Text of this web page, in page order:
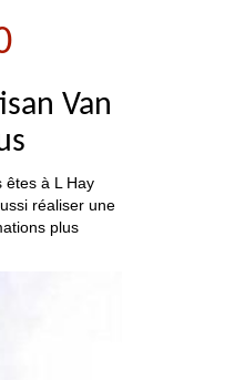
Van
êtes à L Hay
réaliser une
plus